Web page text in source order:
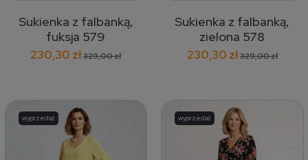
Sukienka z falbanką,
fuksja 579
230,30 zł329,00 zł
Sukienka z falbanką,
zielona 578
230,30 zł329,00 zł
wyprzedaż wyprzedaż